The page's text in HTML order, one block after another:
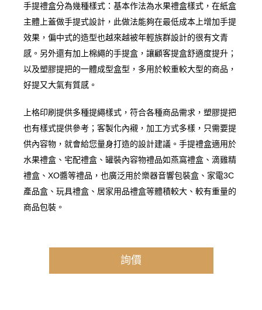
手提禮盒分為幾種樣式：基本作法為水果禮盒樣式，在紙盒
主體上蓋做手提式設計，此做法能夠在最低成本上增加手提
效果，偏中式的造型也越來越被年輕族群設計的很有文青
感。另外還有加上棉繩的手提盒，讓顧客提盒舒適度提升；
以及塑膠提把的一體成型盒型，多用於較重較大型的商品，
好提又大氣有質感。
上格印刷提供多種提繩樣式，符合各種商品需求，塑膠提把
也有樣式提供參考；客製化內襯，加工方式多樣，只需要提
供內容物，就會給您量身打造的設計建議。手提禮盒適用於
水果禮盒、宅配禮盒、罐裝內容物禮品如燕窩禮盒、滴雞精
禮盒、XO醬等禮品，也廣泛用於樂器音響包裝盒、家電3C
產品盒、玩具禮盒、居家用品禮盒等體積較大、較有重量的
商品包裝。
詢價